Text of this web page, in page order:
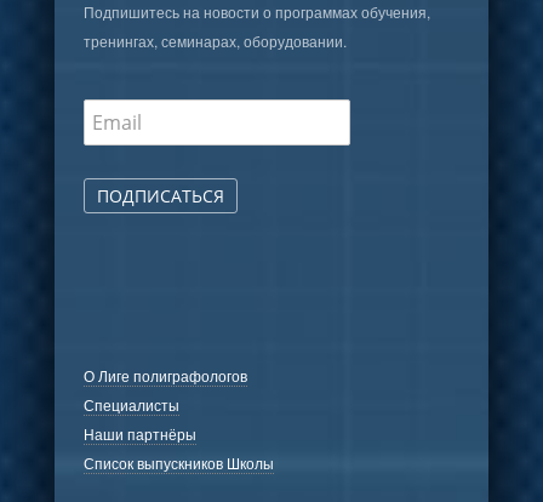
Подпишитесь на новости о программах обучения,
тренингах, семинарах, оборудовании.
ПОДПИСАТЬСЯ
О Лиге полиграфологов
Специалисты
Наши партнёры
Список выпускников Школы